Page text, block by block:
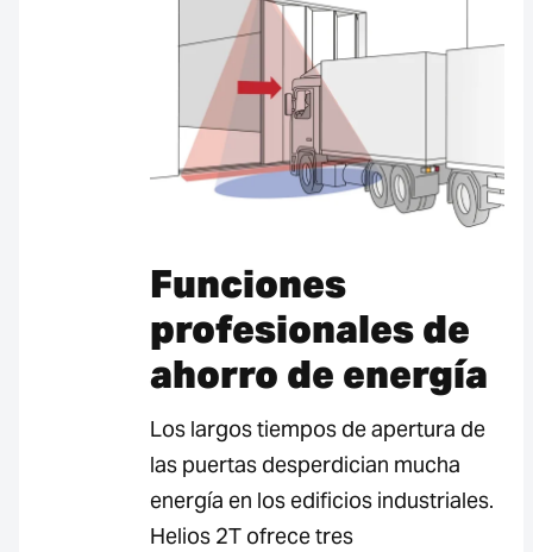
Funciones
profesionales de
ahorro de energía
Los largos tiempos de apertura de
las puertas desperdician mucha
energía en los edificios industriales.
Helios 2T ofrece tres